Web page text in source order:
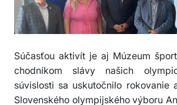
Súčasťou aktivít je aj Múzeum
chodníkom slávy našich
súvislosti sa uskutočnilo rokovanie
Slovenského olympijského výboru